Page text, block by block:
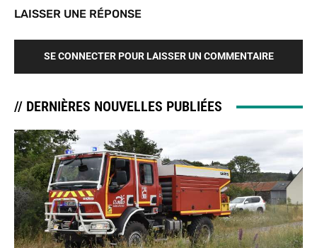
LAISSER UNE RÉPONSE
SE CONNECTER POUR LAISSER UN COMMENTAIRE
// DERNIÈRES NOUVELLES PUBLIÉES